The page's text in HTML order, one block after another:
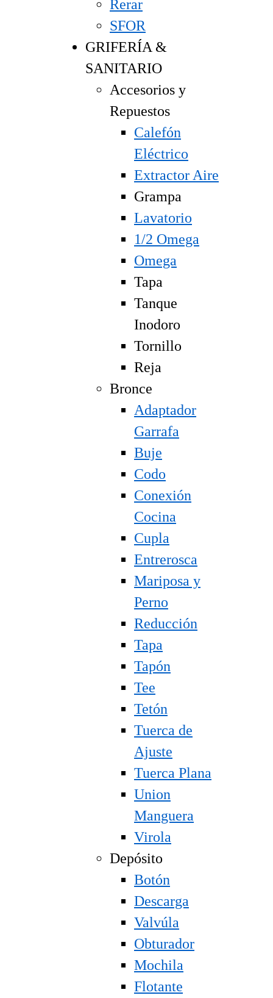
Rerar
SFOR
GRIFERÍA &
SANITARIO
Accesorios y
Repuestos
Calefón
Eléctrico
Extractor Aire
Grampa
Lavatorio
1/2 Omega
Omega
Tapa
Tanque
Inodoro
Tornillo
Reja
Bronce
Adaptador
Garrafa
Buje
Codo
Conexión
Cocina
Cupla
Entrerosca
Mariposa y
Perno
Reducción
Tapa
Tapón
Tee
Tetón
Tuerca de
Ajuste
Tuerca Plana
Union
Manguera
Virola
Depósito
Botón
Descarga
Valvúla
Obturador
Mochila
Flotante